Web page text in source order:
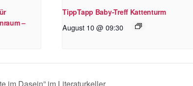
–
TippTapp Baby-Treff Kattenturm
August 10 @ 09:30